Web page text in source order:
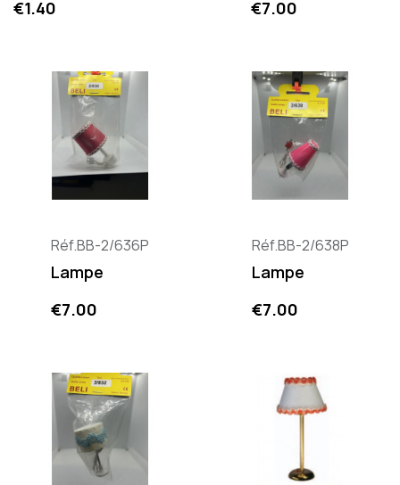
Price
€1.40 Price
€7.00
Réf.BB-2/636P
Lampe
Price
€7.00
Réf.BB-2/638P
Lampe
Price
€7.00